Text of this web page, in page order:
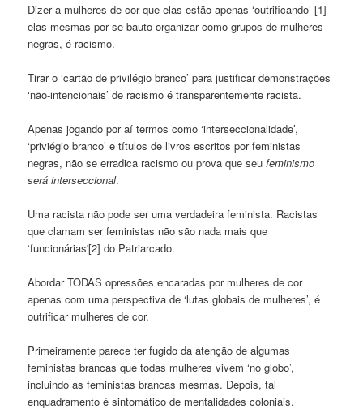
Dizer a mulheres de cor que elas estão apenas ‘outrificando’ [1]
elas mesmas por se bauto-organizar como grupos de mulheres
negras, é racismo.
Tirar o ‘cartão de privilégio branco’ para justificar demonstrações
‘não-intencionais’ de racismo é transparentemente racista.
Apenas jogando por aí termos como ‘interseccionalidade’,
‘priviégio branco’ e títulos de livros escritos por feministas
negras, não se erradica racismo ou prova que seufeminismo
será interseccional.
Uma racista não pode ser uma verdadeira feminista. Racistas
que clamam ser feministas não são nada mais que
‘funcionárias'[2] do Patriarcado.
Abordar TODAS opressões encaradas por mulheres de cor
apenas com uma perspectiva de ‘lutas globais de mulheres’, é
outrificar mulheres de cor.
Primeiramente parece ter fugido da atenção de algumas
feministas brancas que todas mulheres vivem ‘no globo’,
incluindo as feministas brancas mesmas. Depois, tal
enquadramento é sintomático de mentalidades coloniais.